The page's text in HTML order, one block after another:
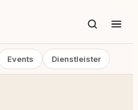
Events Dienstleister